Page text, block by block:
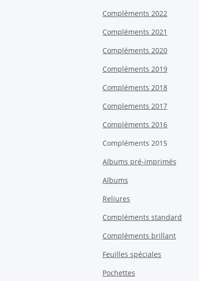
Compléments 2022
Compléments 2021
Compléments 2020
Compléments 2019
Compléments 2018
Complements 2017
Compléments 2016
Compléments 2015
Albums pré-imprimés
Albums
Reliures
Compléments standard
Compléments brillant
Feuilles spéciales
Pochettes